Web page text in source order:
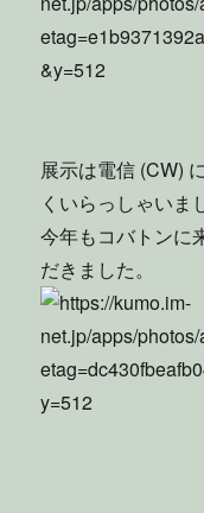
展示は電信 (CW)
くいらっしゃいま
今年もコバトンに
だきました。